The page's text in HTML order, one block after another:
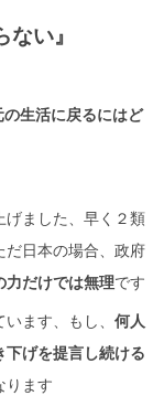
ない』
生活に戻るにはど
げました、早く２類
だ日本の場合、政府
力だけでは無理です
ます、もし、 何人
げを提言し続ける
ります